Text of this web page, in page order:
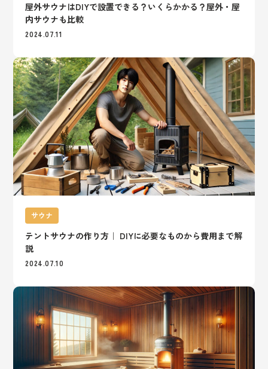
屋外サウナはDIYで設置できる？いくらかかる？屋外・屋
内サウナも比較
2024.07.11
サウナ
テントサウナの作り方｜ DIYに必要なものから費用まで解
説
2024.07.10